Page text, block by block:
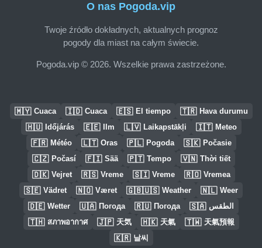
O nas Pogoda.vip
Twoje źródło dokładnych, aktualnych prognoz
pogody dla miast na całym świecie.
Pogoda.vip © 2026. Wszelkie prawa zastrzeżone.
🇲🇾 Cuaca 🇮🇩 Cuaca 🇪🇸 El tiempo 🇹🇷 Hava durumu
🇭🇺 Időjárás 🇪🇪 Ilm 🇱🇻 Laikapstākļi 🇮🇹 Meteo
🇫🇷 Météo 🇱🇹 Oras 🇵🇱 Pogoda 🇸🇰 Počasie
🇨🇿 Počasí 🇫🇮 Sää 🇵🇹 Tempo 🇻🇳 Thời tiết
🇩🇰 Vejret 🇷🇸 Vreme 🇸🇮 Vreme 🇷🇴 Vremea
🇸🇪 Vädret 🇳🇴 Været 🇬🇧🇺🇸 Weather 🇳🇱 Weer
🇩🇪 Wetter 🇺🇦 Погода 🇷🇺 Погода 🇸🇦 الطقس
🇹🇭 สภาพอากาศ 🇯🇵 天気 🇭🇰 天氣 🇹🇼 天氣預報
🇰🇷 날씨